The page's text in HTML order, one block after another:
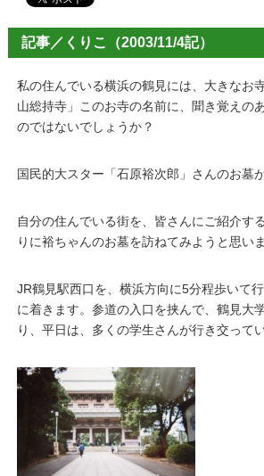
記事／くりこ（2003/11/4記）
私の住んでいる横浜の鶴見には、大きなお
山総持寺」このお寺の名前に、聞き覚えの
のではないでしょうか？
国民的大スター「石原裕次郎」さんのお墓
自分の住んでいる街を、皆さんにご紹介す
りに裕ちゃんのお墓を訪ねてみようと思い
JR鶴見駅西口を、横浜方向に5分程歩いて
に着きます。参道の入口を挟んで、鶴見大
り、平日は、多くの学生さんが行き交って